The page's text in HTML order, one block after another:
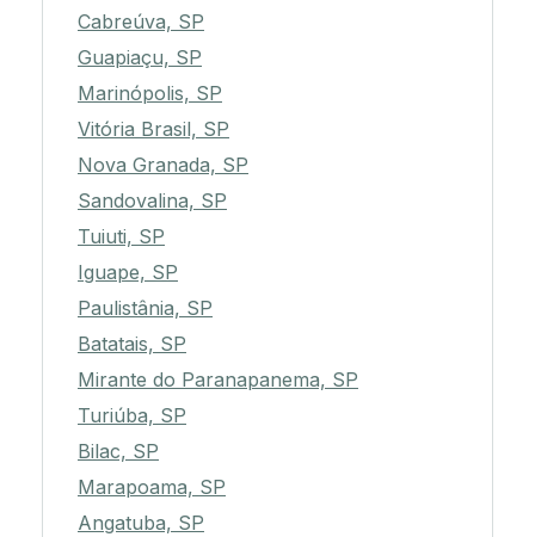
Cabreúva, SP
Guapiaçu, SP
Marinópolis, SP
Vitória Brasil, SP
Nova Granada, SP
Sandovalina, SP
Tuiuti, SP
Iguape, SP
Paulistânia, SP
Batatais, SP
Mirante do Paranapanema, SP
Turiúba, SP
Bilac, SP
Marapoama, SP
Angatuba, SP